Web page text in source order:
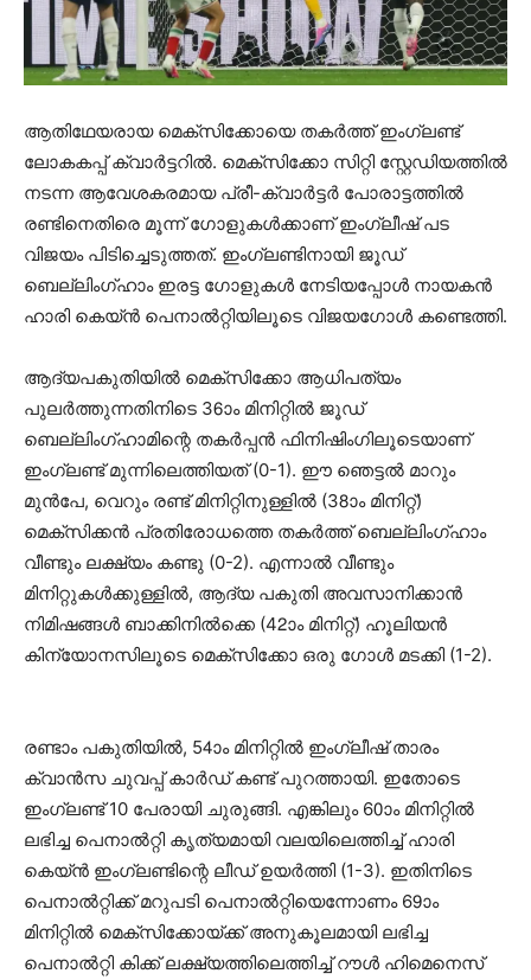
ആതിഥേയരായ മെക്സിക്കോയെ തകർത്ത് ഇംഗ്ലണ്ട്
ലോകകപ്പ് ക്വാർട്ടറില്‍. മെക്സിക്കോ സിറ്റി സ്റ്റേഡിയത്തിൽ
നടന്ന ആവേശകരമായ പ്രീ-ക്വാർട്ടർ പോരാട്ടത്തിൽ
രണ്ടിനെതിരെ മൂന്ന് ഗോളുകൾക്കാണ് ഇംഗ്ലീഷ് പട
വിജയം പിടിച്ചെടുത്തത്. ഇംഗ്ലണ്ടിനായി ജൂഡ്
ബെല്ലിംഗ്ഹാം ഇരട്ട ഗോളുകൾ നേടിയപ്പോൾ നായകൻ
ഹാരി കെയ്ൻ പെനാൽറ്റിയിലൂടെ വിജയഗോൾ കണ്ടെത്തി.
ആദ്യപകുതിയില്‍ മെക്സിക്കോ ആധിപത്യം
പുലർത്തുന്നതിനിടെ 36ാം മിനിറ്റില്‍ ജൂഡ്
ബെല്ലിംഗ്ഹാമിന്റെ തകർപ്പൻ ഫിനിഷിംഗിലൂടെയാണ്
ഇംഗ്ലണ്ട് മുന്നിലെത്തിയത് (0-1). ഈ ഞെട്ടല്‍ മാറും
മുന്‍പേ, വെറും രണ്ട് മിനിറ്റിനുള്ളിൽ (38ാം മിനിറ്റ്)
മെക്സിക്കൻ പ്രതിരോധത്തെ തകർത്ത് ബെല്ലിംഗ്ഹാം
വീണ്ടും ലക്ഷ്യം കണ്ടു (0-2). എന്നാല്‍ വീണ്ടും
മിനിറ്റുകള്‍ക്കുള്ളില്‍, ആദ്യ പകുതി അവസാനിക്കാൻ
നിമിഷങ്ങൾ ബാക്കിനിൽക്കെ (42ാം മിനിറ്റ്) ഹൂലിയൻ
കിന്യോനസിലൂടെ മെക്സിക്കോ ഒരു ഗോൾ മടക്കി (1-2).
രണ്ടാം പകുതിയില്‍, 54ാം മിനിറ്റില്‍ ഇംഗ്ലീഷ് താരം
ക്വാൻസ ചുവപ്പ് കാർഡ് കണ്ട് പുറത്തായി. ഇതോടെ
ഇംഗ്ലണ്ട് 10 പേരായി ചുരുങ്ങി. എങ്കിലും 60ാം മിനിറ്റില്‍
ലഭിച്ച പെനാൽറ്റി കൃത്യമായി വലയിലെത്തിച്ച് ഹാരി
കെയ്ൻ ഇംഗ്ലണ്ടിന്റെ ലീഡ് ഉയർത്തി (1-3). ഇതിനിടെ
പെനാല്‍റ്റിക്ക് മറുപടി പെനാല്‍റ്റിയെന്നോണം 69ാം
മിനിറ്റില്‍ മെക്സിക്കോയ്ക്ക് അനുകൂലമായി ലഭിച്ച
പെനാൽറ്റി കിക്ക് ലക്ഷ്യത്തിലെത്തിച്ച് റൗൾ ഹിമെനെസ്